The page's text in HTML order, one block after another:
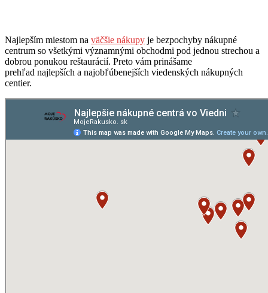
Najlepším miestom na väčšie nákupy je bezpochyby nákupné
centrum so všetkými významnými obchodmi pod jednou strechou a
dobrou ponukou reštaurácií. Preto vám prinášame
prehľad najlepších a najobľúbenejších viedenských nákupných
centier.